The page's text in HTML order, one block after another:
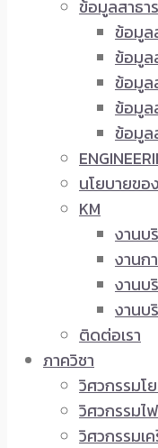
ข้อมูลสาธา
ข้อมูล
ข้อมูล
ข้อมูล
ข้อมูล
ข้อมูล
นโยบายขอ
KM
งานบ
งานก
งานบ
งานบ
ติดต่อเรา
ภาควิชา
วิศวกรรมโ
วิศวกรรมไ
วิศวกรรมเ